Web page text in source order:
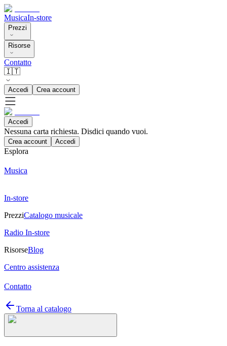
MusicaIn-store
Prezzi
Risorse
Contatto
🇮🇹
Accedi Crea account
Accedi
Nessuna carta richiesta. Disdici quando vuoi.
Crea account Accedi
Esplora
Musica
In-store
PrezziCatalogo musicale
Radio In-store
RisorseBlog
Centro assistenza
Contatto
Torna al catalogo